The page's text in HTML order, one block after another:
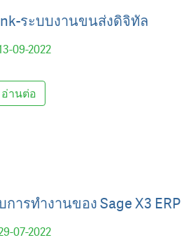
ระบบงานขนส่งดิจิทัล
09-2022
อ่านต่อ
การทำงานของ Sage X3 ERP
07-2022